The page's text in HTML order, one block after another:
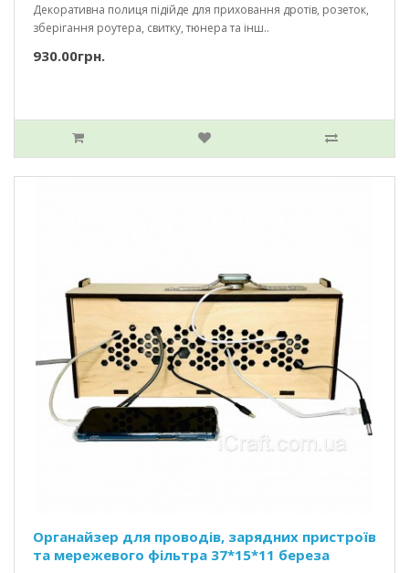
Декоративна полиця підійде для приховання дротів, розеток,
зберігання роутера, свитку, тюнера та інш..
930.00грн.
Органайзер для проводів, зарядних пристроїв
та мережевого фільтра 37*15*11 береза